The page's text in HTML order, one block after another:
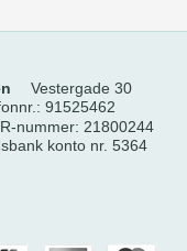
Vestergade 30
: 91525462
nummer: 21800244
konto nr. 5364